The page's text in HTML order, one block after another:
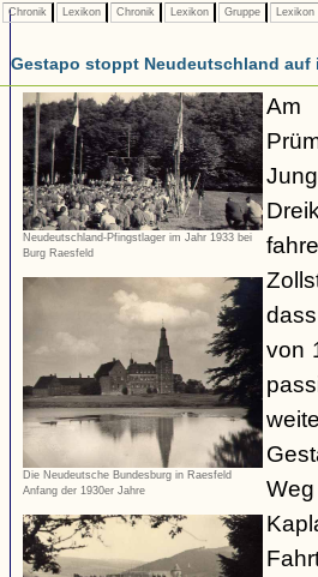
Chronik Lexikon Chronik Lexikon Gruppe Lexikon
Gestapo stoppt Neudeutschland
Neudeutschland-Pfingstlager im Jahr 1933 bei
Burg Raesfeld
Die Neudeutsche Bundesburg in Raesfeld
Anfang der 1930er Jahre
Am
von